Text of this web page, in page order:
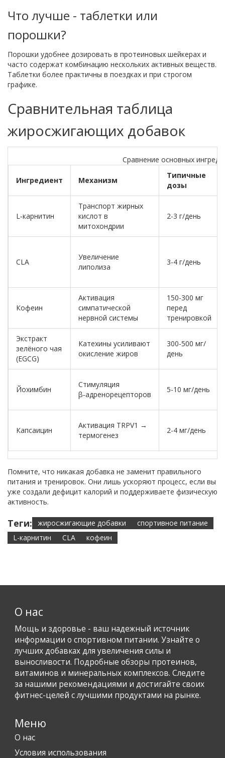
Что лучше - таблетки или
порошки?
Порошки удобнее дозировать в протеиновых шейкерах и
часто содержат комбинацию нескольких активных веществ.
Таблетки более практичны в поездках и при строгом
графике.
Сравнительная таблица
жиросжигающих добавок
Сравнение основных
Ингредиент Механизм
Типичные
дозы
L‑карнитин
Транспорт жирных
кислот в
митохондрии
2-3 г/день
CLA
Увеличение
липолиза
3-4 г/день
Кофеин
Активация
симпатической
нервной системы
150-300 мг
перед
тренировкой
Экстракт
зелёного чая
(EGCG)
Катехины усиливают
окисление жиров
300-500 мг/
день
Йохимбин
Стимуляция
β‑адренорецепторов
5-10 мг/день
Капсаицин
Активация TRPV1 →
термогенез
2-4 мг/день
Помните, что никакая добавка не заменит правильного
питания и тренировок. Они лишь ускоряют процесс, если вы
уже создали дефицит калорий и поддерживаете физическую
активность.
Теги: жиросжигающие добавки
спортивное питание
L-карнитин
CLA кофеин
О нас
Мощь и здоровье - ваш надежный источник
информации о спортивном питании. Узнайте о
лучших добавках для увеличения силы и
выносливости. Подробные обзоры протеинов,
витаминов и минеральных комплексов. Следите
за нашими рекомендациями и достигайте своих
фитнес-целей с лучшими продуктами на рынке.
Меню
О нас
Условия использования